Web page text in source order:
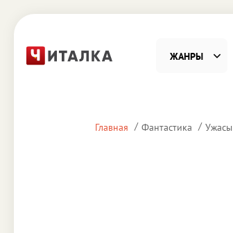
ЖАНРЫ
Главная Фантастика Ужасы